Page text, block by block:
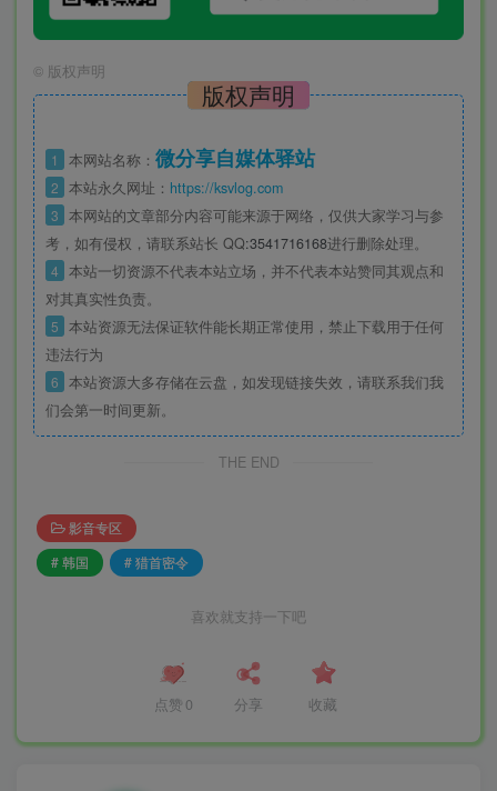
© 版权声明
版权声明
1 本网站名称： 微分享自媒体驿站
2 本站永久网址： https://ksvlog.com
3 本网站的文章部分内容可能来源于网络，仅供大家学习与参
考，如有侵权，请联系站长 QQ:3541716168进行删除处理。
4 本站一切资源不代表本站立场，并不代表本站赞同其观点和
对其真实性负责。
5 本站资源无法保证软件能长期正常使用，禁止下载用于任何
违法行为
6 本站资源大多存储在云盘，如发现链接失效，请联系我们我
们会第一时间更新。
THE END
影音专区
# 韩国
# 猎首密令
喜欢就支持一下吧
点赞 0 分享 收藏